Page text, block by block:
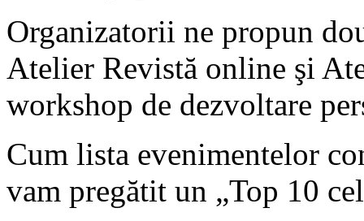
Organizatorii ne propun
Atelier Revistă online şi
workshop de dezvoltare
Cum lista evenimentelor
vam pregătit un „Top 10